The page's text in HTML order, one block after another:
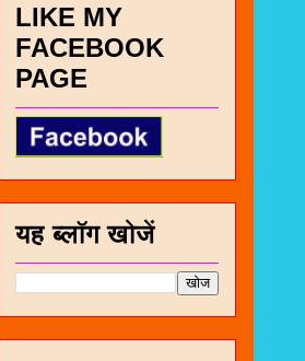
LIKE MY
FACEBOOK
PAGE
यह ब्लॉग खोजें